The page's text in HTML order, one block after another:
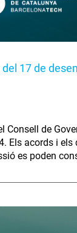
17 de
Consell de
Els acords i els
es poden